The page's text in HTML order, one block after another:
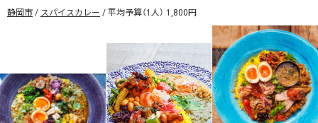
静岡市 スパイスカレー 平均予算（1人） 1,800円